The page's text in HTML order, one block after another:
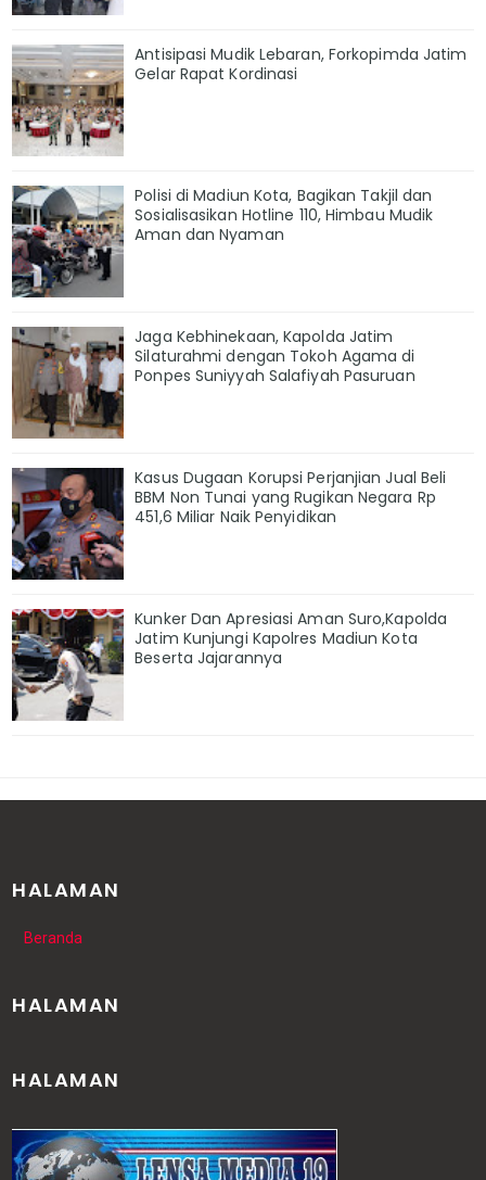
Antisipasi Mudik Lebaran, Forkopimda Jatim
Gelar Rapat Kordinasi
Polisi di Madiun Kota, Bagikan Takjil dan
Sosialisasikan Hotline 110, Himbau Mudik
Aman dan Nyaman
Jaga Kebhinekaan, Kapolda Jatim
Silaturahmi dengan Tokoh Agama di
Ponpes Suniyyah Salafiyah Pasuruan
Kasus Dugaan Korupsi Perjanjian Jual Beli
BBM Non Tunai yang Rugikan Negara Rp
451,6 Miliar Naik Penyidikan
Kunker Dan Apresiasi Aman Suro,Kapolda
Jatim Kunjungi Kapolres Madiun Kota
Beserta Jajarannya
HALAMAN
Beranda
HALAMAN
HALAMAN